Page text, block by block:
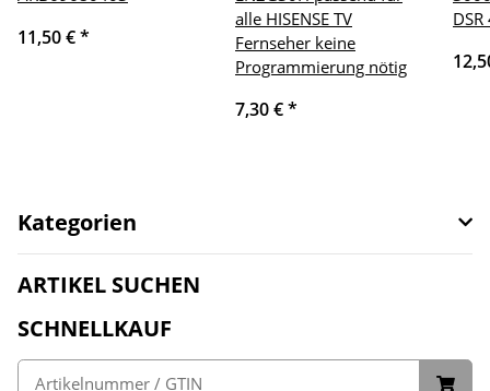
11,50 €*
alle HISENSE TV
Fernseher keine
Programmierung nötig
7,30 €*
Kategorien
ARTIKEL SUCHEN
SCHNELLKAUF